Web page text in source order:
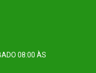
08:00 ÀS